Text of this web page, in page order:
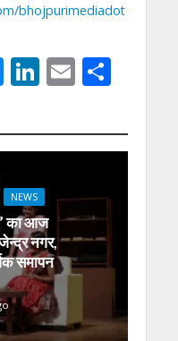
bhojpurimediadot
M
ss
e
n
g
er
Li
k
e
dI
n
E
ai
l
S
ar
e
NEWS
का आज
नगर,
समापन